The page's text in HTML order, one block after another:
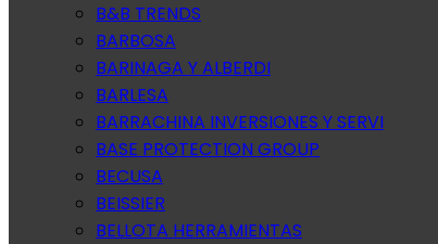
B&B TRENDS
BARBOSA
BARINAGA Y ALBERDI
BARLESA
BARRACHINA INVERSIONES Y SERVI
BASE PROTECTION GROUP
BECUSA
BEISSIER
BELLOTA HERRAMIENTAS